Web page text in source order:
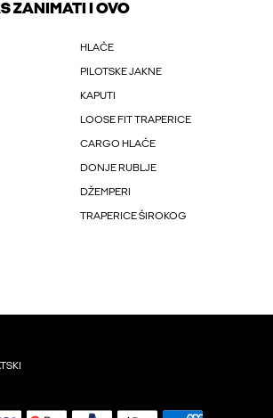
ZANIMATI I OVO
HLAČE
PILOTSKE JAKNE
KAPUTI
LOOSE FIT TRAPERICE
CARGO HLAČE
DONJE RUBLJE
DŽEMPERI
TRAPERICE ŠIROKOG